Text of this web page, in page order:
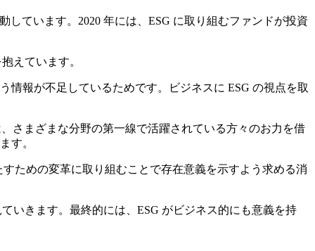
ています。2020 年には、ESG に取り組むファンドが投資
えています。
報が不足しているためです。ビジネスに ESG の視点を取
さまざまな分野の第一線で活躍されている方々のお力を借
す。
ための変革に取り組むことで存在意義を示すよう求める消
いきます。最終的には、ESG がビジネス的にも意義を持